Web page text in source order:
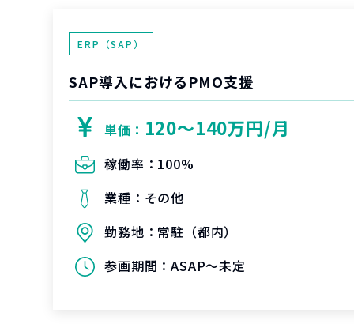
ERP（SAP）
SAP導入におけるPMO支援
単価： 120〜140万円/月
稼働率： 100%
業種： その他
勤務地： 常駐（都内）
参画期間：ASAP～未定